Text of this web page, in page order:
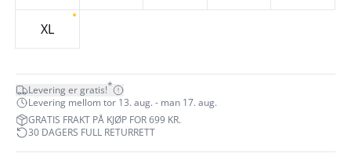
XL
Levering er gratis!*
Levering mellom tor 13. aug. - man 17. aug.
GRATIS FRAKT PÅ KJØP FOR 699 KR.
30 DAGERS FULL RETURRETT